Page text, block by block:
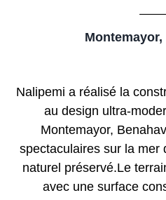
Nalipemi a réalisé la
au design ultra-
Montemayor,
spectaculaires sur la mer
naturel préservé.Le
avec une surface